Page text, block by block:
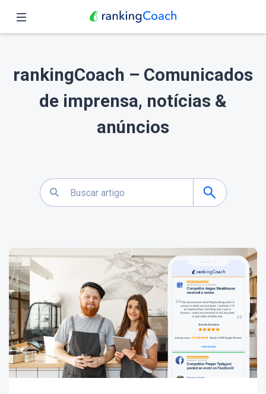
Funções
Preços
Português
rankingCoach – Comunicados
de imprensa, notícias &
anúncios